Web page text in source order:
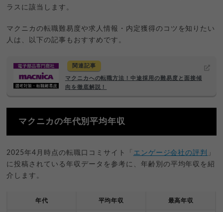
ラスに該当します。
マクニカの転職難易度や求人情報・内定獲得のコツを知りたい
人は、以下の記事もおすすめです。
関連記事
マクニカへの転職方法！中途採用の難易度と面接傾
向を徹底解説！
マクニカの年代別平均年収
2025年4月時点の転職口コミサイト「 エンゲージ会社の評判
」
に投稿されている年収データを参考に、年齢別の平均年収を紹
介します。
年代 平均年収 最高年収